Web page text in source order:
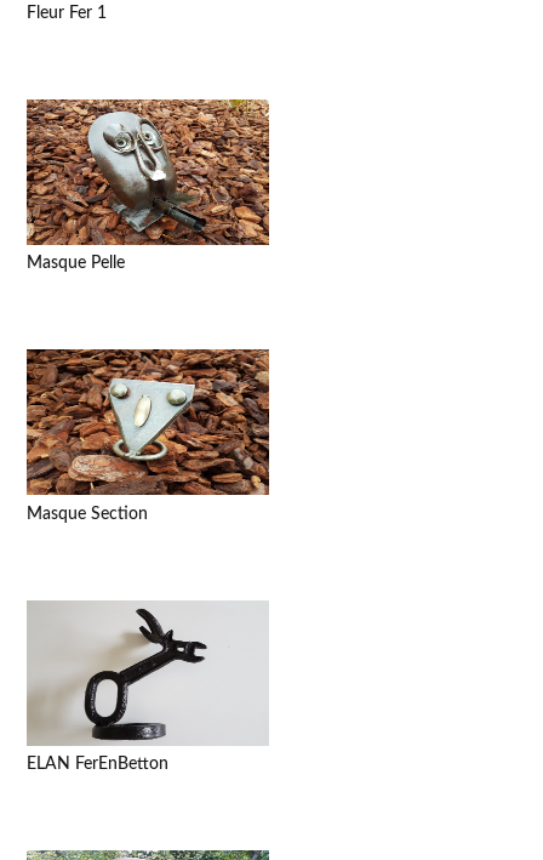
Fleur Fer 1
Masque Pelle
Masque Section
ELAN FerEnBetton